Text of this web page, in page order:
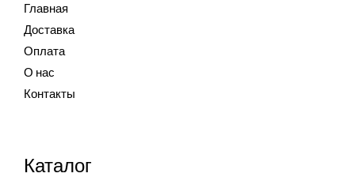
Главная
Доставка
Оплата
О нас
Контакты
Каталог